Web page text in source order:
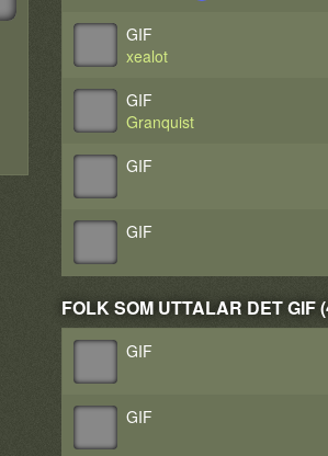
GIF
xealot
GIF
Granquist
GIF
GIF
FOLK SOM UTTALAR DET GIF
GIF
GIF